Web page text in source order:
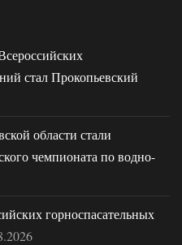
стал Прокопьевский
области стали
чемпионата по водно-
горноспасательных